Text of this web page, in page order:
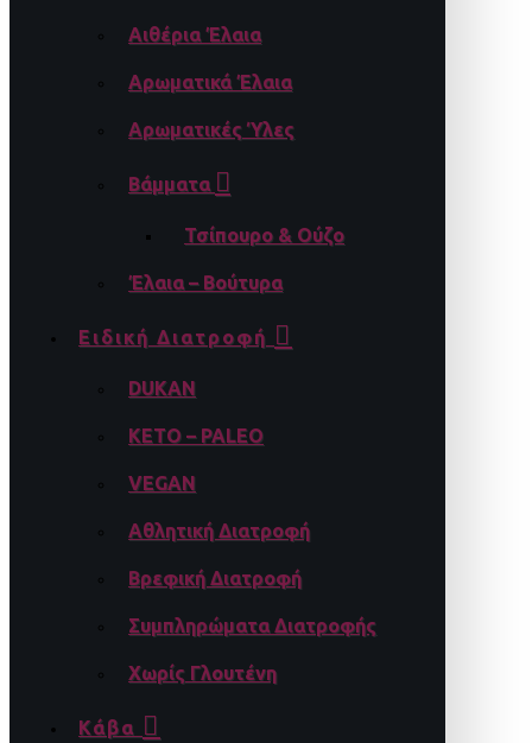
Αιθέρια Έλαια
Αρωματικά Έλαια
Αρωματικές Ύλες
Βάμματα
Τσίπουρο & Ούζο
Έλαια – Βούτυρα
Ειδική Διατροφή
DUKAN
KETO – PALEO
VEGAN
Αθλητική Διατροφή
Βρεφική Διατροφή
Συμπληρώματα Διατροφής
Χωρίς Γλουτένη
Κάβα